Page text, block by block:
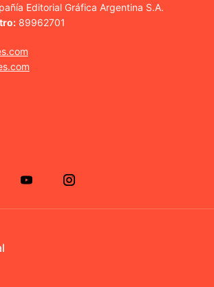
Editorial Gráfica Argentina S.A.
89962701